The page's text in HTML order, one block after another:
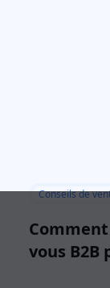
Conseils de
vous B2B